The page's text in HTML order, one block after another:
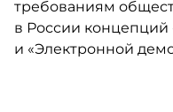
требованиям
в России концепций
и «Электронной